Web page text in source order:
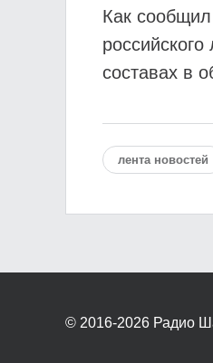
Как
составах в
лента новостей
© 2016-2026 Радио